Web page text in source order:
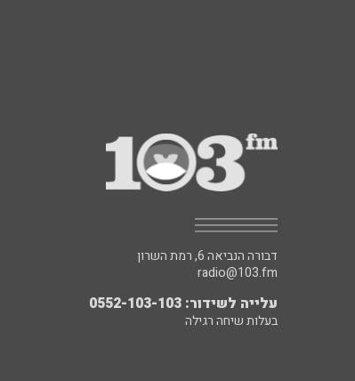
דבורה הנביאה 6, רמת השרון
radio@103.fm
עלייה לשידור: 0552-103-103
בעלות שיחה רגילה